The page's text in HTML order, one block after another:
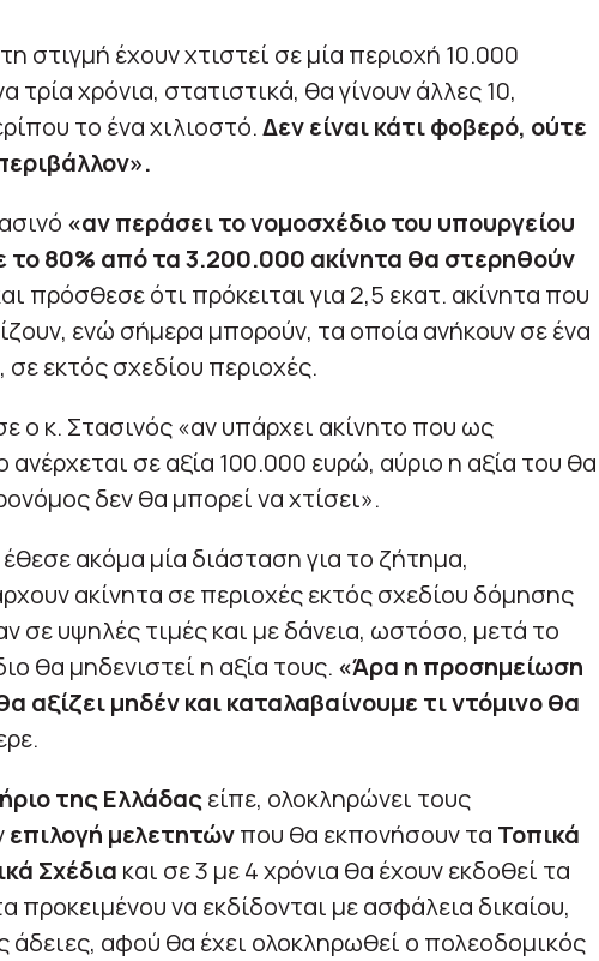
στιγμή έχουν χτιστεί σε μία περιοχή 10.000
τρία χρόνια, στατιστικά, θα γίνουν άλλες 10,
το ένα χιλιοστό.Δεν είναι κάτι φοβερό, ούτε
«αν περάσει το νομοσχέδιο του υπουργείου
το 80% από τα 3.200.000 ακίνητα θα στερηθούν
πρόσθεσε ότι πρόκειται για 2,5 εκατ. ακίνητα που
ενώ σήμερα μπορούν, τα οποία ανήκουν σε ένα
εκτός σχεδίου περιοχές.
ο κ. Στασινός «αν υπάρχει ακίνητο που ως
ανέρχεται σε αξία 100.000 ευρώ, αύριο η αξία του θα
δεν θα μπορεί να χτίσει».
έθεσε ακόμα μία διάσταση για το ζήτημα,
ακίνητα σε περιοχές εκτός σχεδίου δόμησης
σε υψηλές τιμές και με δάνεια, ωστόσο, μετά το
θα μηδενιστεί η αξία τους. «Άρα η προσημείωση
αξίζει μηδέν και καταλαβαίνουμε τι ντόμινο θα
της Ελλάδαςείπε, ολοκληρώνει τους
επιλογή μελετητώνπου θα εκπονήσουν τα Τοπικά
Σχέδια και σε 3 με 4 χρόνια θα έχουν εκδοθεί τα
προκειμένου να εκδίδονται με ασφάλεια δικαίου,
άδειες, αφού θα έχει ολοκληρωθεί ο πολεοδομικός